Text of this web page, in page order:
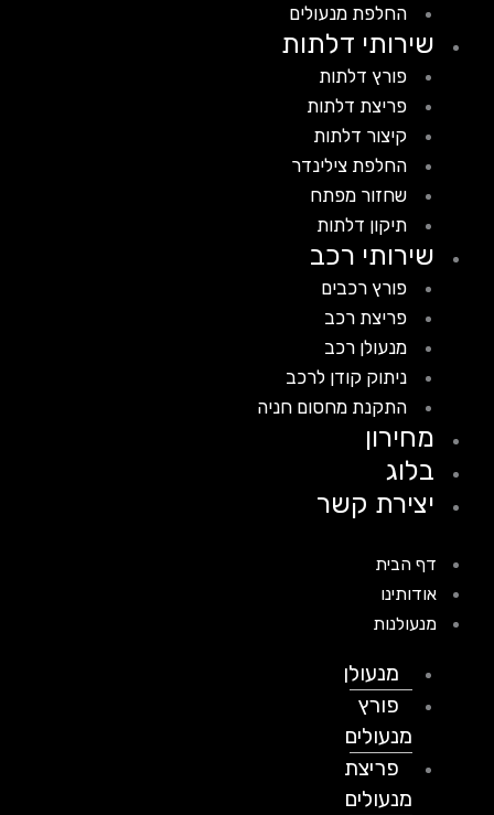
החלפת מנעולים
שירותי דלתות
פורץ דלתות
פריצת דלתות
קיצור דלתות
החלפת צילינדר
שחזור מפתח
תיקון דלתות
שירותי רכב
פורץ רכבים
פריצת רכב
מנעולן רכב
ניתוק קודן לרכב
התקנת מחסום חניה
מחירון
בלוג
יצירת קשר
דף הבית
אודותינו
מנעולנות
מנעולן
פורץ
מנעולים
פריצת
מנעולים